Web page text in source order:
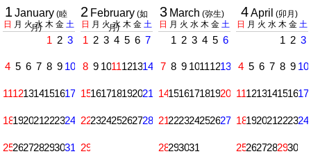
1 January (睦
月)
日 月 火 水 木 金 土
1 2 3
4 5 6 7 8 9 10
11121314151617
18192021222324
25262728293031
2 February (如
月)
日 月 火 水 木 金 土
1 2 3 4 5 6 7
8 9 1011121314
15161718192021
22232425262728
29
3 March (弥生)
日 月 火 水 木 金 土
1 2 3 4 5 6
7 8 9 10111213
14151617181920
21222324252627
28293031
4April (卯月)
日 月 火 水 木 金 土
1 2 3
4 5 6 7 8 9 10
11121314151617
18192021222324
252627282930